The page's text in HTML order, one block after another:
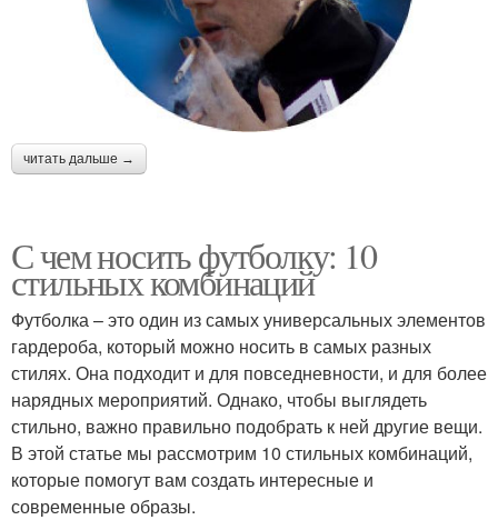
читать дальше →
С чем носить футболку: 10
стильных комбинаций
Футболка – это один из самых универсальных элементов
гардероба, который можно носить в самых разных
стилях. Она подходит и для повседневности, и для более
нарядных мероприятий. Однако, чтобы выглядеть
стильно, важно правильно подобрать к ней другие вещи.
В этой статье мы рассмотрим 10 стильных комбинаций,
которые помогут вам создать интересные и
современные образы.